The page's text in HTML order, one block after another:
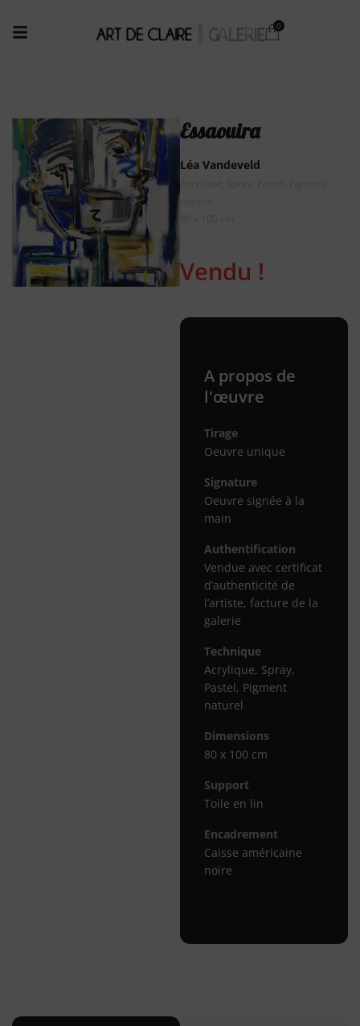
Essaouira
Léa Vandeveld
Vendu !
A propos de
l'œuvre
Tirage
Oeuvre unique
Signature
Oeuvre signée à la
main
Authentification
Vendue avec certificat
d’authenticité de
l’artiste, facture de la
galerie
Technique
Acrylique, Spray,
Pastel, Pigment
naturel
Dimensions
80 x 100 cm
Support
Toile en lin
Encadrement
Caisse américaine
noire